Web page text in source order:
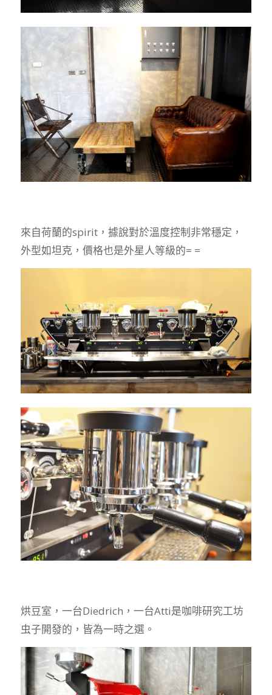
來自荷蘭的spirit，據說對於溫度控制非常穩定，
外型如坦克，價格也是外星人等級的= =
烘豆室，一台Diedrich，一台Atti是咖啡研究工坊
虫子開發的，皆為一時之選。